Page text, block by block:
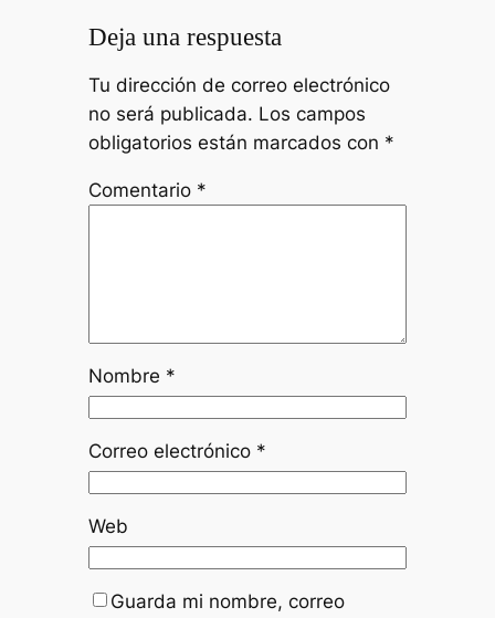
Deja una respuesta
Tu dirección de correo electrónico
no será publicada. Los campos
obligatorios están marcados con *
Comentario *
Nombre *
Correo electrónico *
Web
Guarda mi nombre, correo